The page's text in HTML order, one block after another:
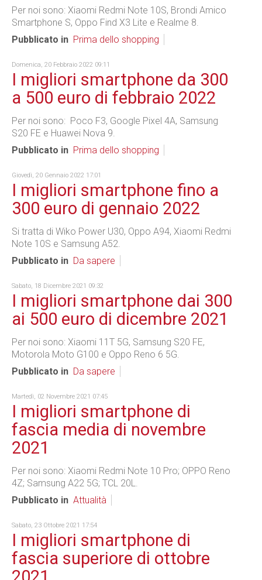
Per noi sono: Xiaomi Redmi Note 10S, Brondi Amico
Smartphone S, Oppo Find X3 Lite e Realme 8.
Pubblicato in Prima dello shopping
Domenica, 20 Febbraio 2022 09:11
I migliori smartphone da 300
a 500 euro di febbraio 2022
Per noi sono: Poco F3, Google Pixel 4A, Samsung
S20 FE e Huawei Nova 9.
Pubblicato in Prima dello shopping
Giovedì, 20 Gennaio 2022 17:01
I migliori smartphone fino a
300 euro di gennaio 2022
Si tratta di Wiko Power U30, Oppo A94, Xiaomi Redmi
Note 10S e Samsung A52.
Pubblicato in Da sapere
Sabato, 18 Dicembre 2021 09:32
I migliori smartphone dai 300
ai 500 euro di dicembre 2021
Per noi sono: Xiaomi 11T 5G, Samsung S20 FE,
Motorola Moto G100 e Oppo Reno 6 5G.
Pubblicato in Da sapere
Martedì, 02 Novembre 2021 07:45
I migliori smartphone di
fascia media di novembre
2021
Per noi sono: Xiaomi Redmi Note 10 Pro; OPPO Reno
4Z; Samsung A22 5G; TCL 20L.
Pubblicato in Attualità
Sabato, 23 Ottobre 2021 17:54
I migliori smartphone di
fascia superiore di ottobre